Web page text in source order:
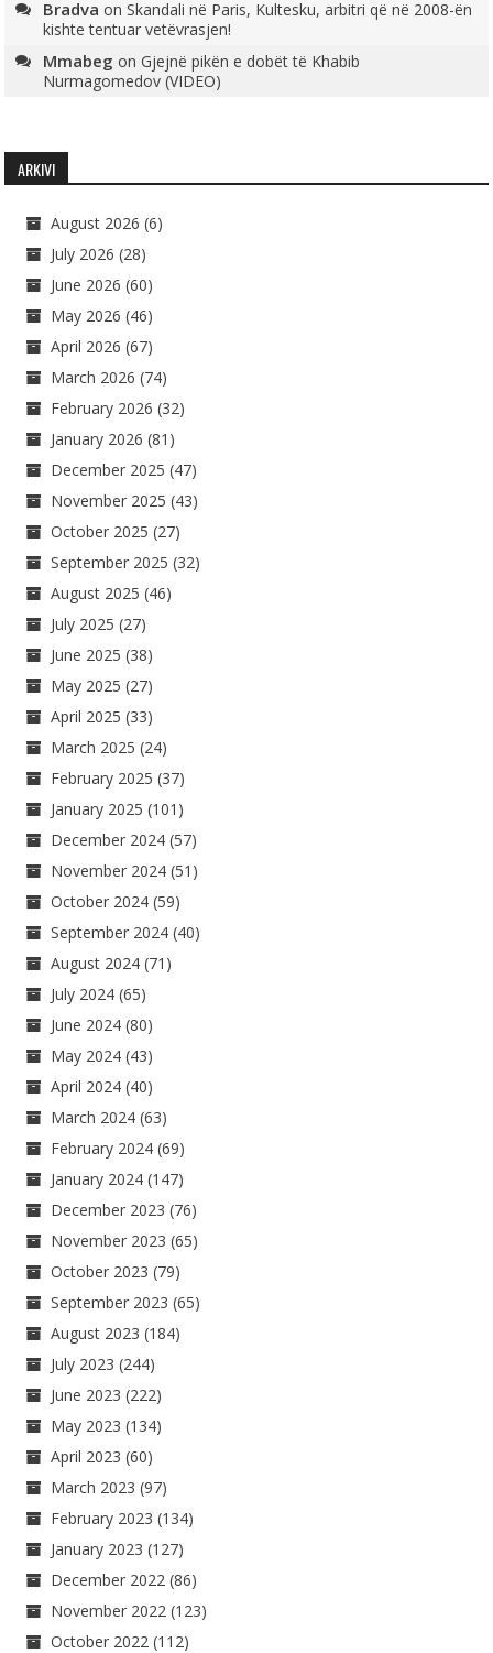
Bradva onSkandali në Paris, Kultesku, arbitri që në 2008-ën
kishte tentuar vetëvrasjen!
Mmabeg onGjejnë pikën e dobët të Khabib
Nurmagomedov (VIDEO)
ARKIVI
August 2026 (6)
July 2026 (28)
June 2026 (60)
May 2026 (46)
April 2026 (67)
March 2026 (74)
February 2026 (32)
January 2026 (81)
December 2025 (47)
November 2025 (43)
October 2025 (27)
September 2025 (32)
August 2025 (46)
July 2025 (27)
June 2025 (38)
May 2025 (27)
April 2025 (33)
March 2025 (24)
February 2025 (37)
January 2025 (101)
December 2024 (57)
November 2024 (51)
October 2024 (59)
September 2024 (40)
August 2024 (71)
July 2024 (65)
June 2024 (80)
May 2024 (43)
April 2024 (40)
March 2024 (63)
February 2024 (69)
January 2024 (147)
December 2023 (76)
November 2023 (65)
October 2023 (79)
September 2023 (65)
August 2023 (184)
July 2023 (244)
June 2023 (222)
May 2023 (134)
April 2023 (60)
March 2023 (97)
February 2023 (134)
January 2023 (127)
December 2022 (86)
November 2022 (123)
October 2022 (112)